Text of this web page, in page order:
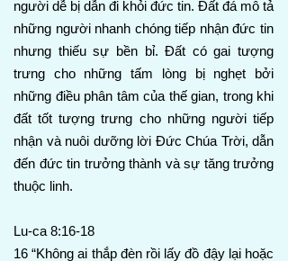
người dễ bị dẫn đi khỏi đức tin. Đất đá mô tả
những người nhanh chóng tiếp nhận đức tin
nhưng thiếu sự bền bỉ. Đất có gai tượng
trưng cho những tấm lòng bị nghẹt bởi
những điều phân tâm của thế gian, trong khi
đất tốt tượng trưng cho những người tiếp
nhận và nuôi dưỡng lời Đức Chúa Trời, dẫn
đến đức tin trưởng thành và sự tăng trưởng
thuộc linh.
Lu-ca 8:16-18
16 “Không ai thắp đèn rồi lấy đồ đậy lại hoặc